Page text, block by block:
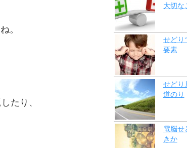
。
たり、
大切な
せどり
要素
せどり
道のり
電脳せ
きか